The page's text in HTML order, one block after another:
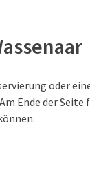
oder
Ende der